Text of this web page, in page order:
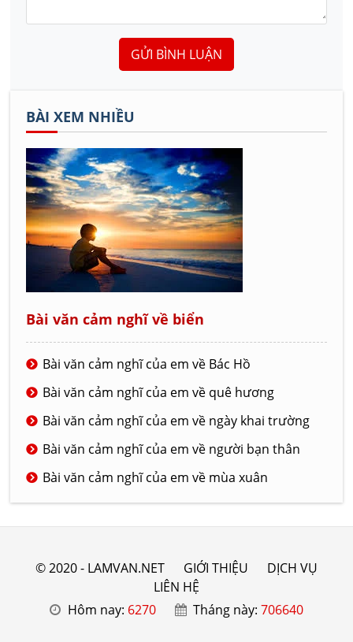
GỬI BÌNH LUẬN
BÀI XEM NHIỀU
Bài văn cảm nghĩ về biển
Bài văn cảm nghĩ của em về Bác Hồ
Bài văn cảm nghĩ của em về quê hương
Bài văn cảm nghĩ của em về ngày khai trường
Bài văn cảm nghĩ của em về người bạn thân
Bài văn cảm nghĩ của em về mùa xuân
© 2020 - LAMVAN.NET GIỚI THIỆU
DỊCH VỤ
LIÊN HỆ
Hôm nay: 6270 Tháng này:706640